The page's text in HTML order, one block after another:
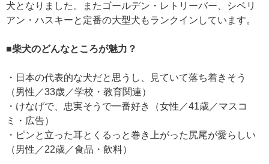
犬となりました。またゴールデン・レトリーバー、シベリ
アン・ハスキーと定番の大型犬もランクインしています。
■柴犬のどんなところが魅力？
・日本の代表的な犬だと思うし、見ていて落ち着きそう
（男性／33歳／学校・教育関連）
・けなげで、忠実そうで一番好き（女性／41歳／マスコ
ミ・広告）
・ピンと立った耳とくるっと巻き上がった尻尾が愛らしい
（男性／22歳／食品・飲料）